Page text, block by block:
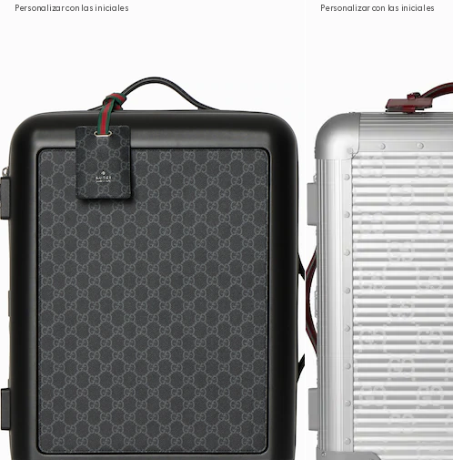
Personalizar con las iniciales Personalizar con las iniciales